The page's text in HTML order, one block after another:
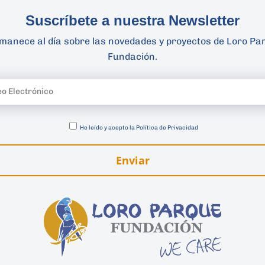
Suscríbete a nuestra Newsletter
al día sobre las novedades y proyectos de Loro
Fundación.
He leído y acepto la Política de Privacidad
Enviar